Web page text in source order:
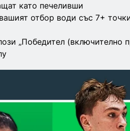
като печеливши
отбор води със 7+
„Победител (включително